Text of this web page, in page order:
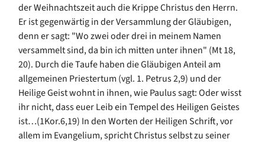
der Weihnachtszeit auch die Krippe Christus den Herrn.
Er ist gegenwärtig in der Versammlung der Gläubigen,
denn er sagt: "Wo zwei oder drei in meinem Namen
versammelt sind, da bin ich mitten unter ihnen" (Mt 18,
20). Durch die Taufe haben die Gläubigen Anteil am
allgemeinen Priestertum (vgl. 1. Petrus 2,9) und der
Heilige Geist wohnt in ihnen, wie Paulus sagt: Oder wisst
ihr nicht, dass euer Leib ein Tempel des Heiligen Geistes
ist…(1Kor.6,19) In den Worten der Heiligen Schrift, vor
allem im Evangelium, spricht Christus selbst zu seiner